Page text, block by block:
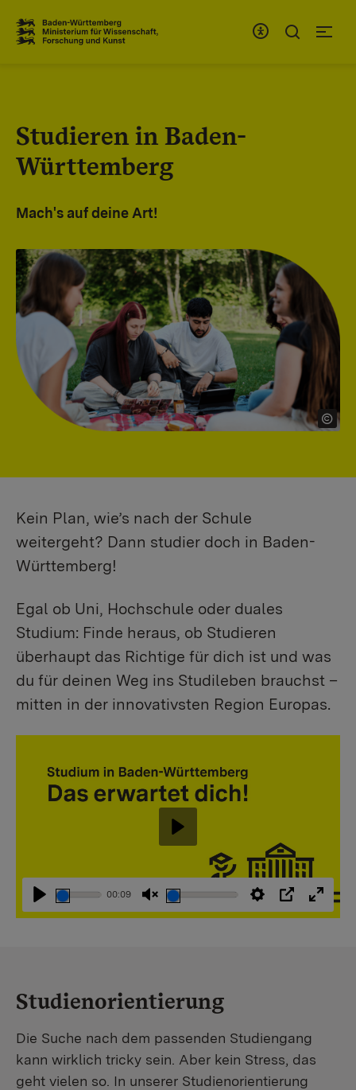
Studieren in Baden-
Württemberg
Mach's auf deine Art!
Kein Plan, wie’s nach der Schule
weitergeht? Dann studier doch in Baden-
Württemberg!
Egal ob Uni, Hochschule oder duales
Studium: Finde heraus, ob Studieren
überhaupt das Richtige für dich ist und was
du für deinen Weg ins Studileben brauchst –
mitten in der innovativsten Region Europas.
Abspielen
00:09
StummschaltungEinstellungen
PIP
Abspielen
Studienorientierung
Die Suche nach dem passenden Studiengang
kann wirklich tricky sein. Aber kein Stress, das
geht vielen so. In unserer Studienorientierung